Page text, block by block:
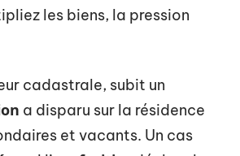
les biens, la pression
cadastrale, subit un
a disparu sur la résidence
et vacants. Un cas